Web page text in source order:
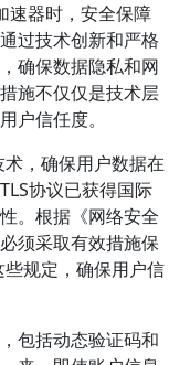
速器时，安全保障
过技术创新和严格
确保数据隐私和网
施不仅仅是技术层
户信任度。
，确保用户数据在
协议已获得国际
。根据《网络安全
须采取有效措施保
规定，确保用户信
包括动态验证码和